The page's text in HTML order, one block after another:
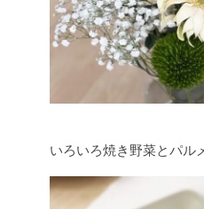
いろいろ焼き野菜とパル